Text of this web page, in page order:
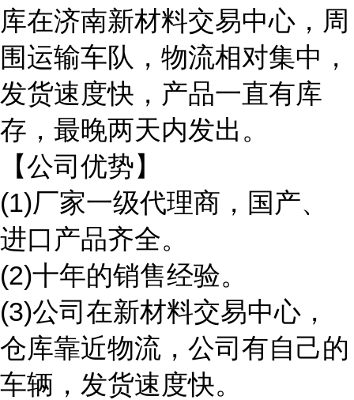
库在济南新材料交易中心，周
围运输车队，物流相对集中，
发货速度快，产品一直有库
存，最晚两天内发出。
【公司优势】
(1)厂家一级代理商，国产、
进口产品齐全。
(2)十年的销售经验。
(3)公司在新材料交易中心，
仓库靠近物流，公司有自己的
车辆，发货速度快。